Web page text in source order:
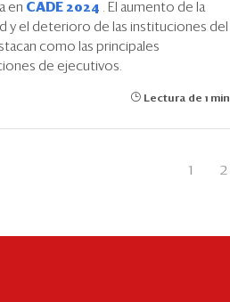
en CADE 2024 . El aumento de la
y el deterioro de las instituciones del
como las principales
de ejecutivos.
Lectura de 1 min
1 2